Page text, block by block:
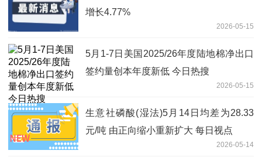
增长4.77%
2026-05-15
5月1-7日美国2025/26年度陆地棉净出口
签约量创本年度新低 今日热搜
2026-05-15
生意社磷酸(湿法)5月14日均差为28.33
元/吨 由正向缩小重新扩大 每日视点
2026-05-14